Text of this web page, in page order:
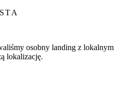
osobny landing z lokalnym
lokalizację.